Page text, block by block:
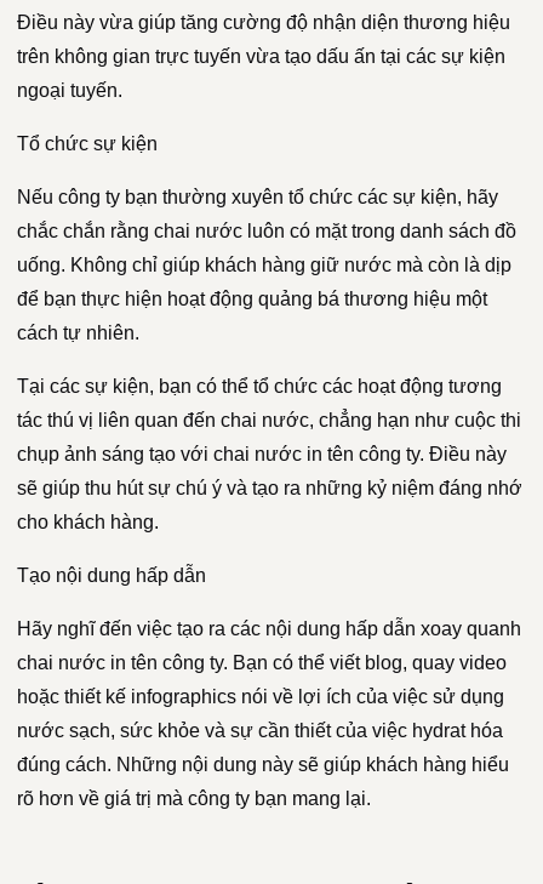
Điều này vừa giúp tăng cường độ nhận diện thương hiệu
trên không gian trực tuyến vừa tạo dấu ấn tại các sự kiện
ngoại tuyến.
Tổ chức sự kiện
Nếu công ty bạn thường xuyên tổ chức các sự kiện, hãy
chắc chắn rằng chai nước luôn có mặt trong danh sách đồ
uống. Không chỉ giúp khách hàng giữ nước mà còn là dịp
để bạn thực hiện hoạt động quảng bá thương hiệu một
cách tự nhiên.
Tại các sự kiện, bạn có thể tổ chức các hoạt động tương
tác thú vị liên quan đến chai nước, chẳng hạn như cuộc thi
chụp ảnh sáng tạo với chai nước in tên công ty. Điều này
sẽ giúp thu hút sự chú ý và tạo ra những kỷ niệm đáng nhớ
cho khách hàng.
Tạo nội dung hấp dẫn
Hãy nghĩ đến việc tạo ra các nội dung hấp dẫn xoay quanh
chai nước in tên công ty. Bạn có thể viết blog, quay video
hoặc thiết kế infographics nói về lợi ích của việc sử dụng
nước sạch, sức khỏe và sự cần thiết của việc hydrat hóa
đúng cách. Những nội dung này sẽ giúp khách hàng hiểu
rõ hơn về giá trị mà công ty bạn mang lại.